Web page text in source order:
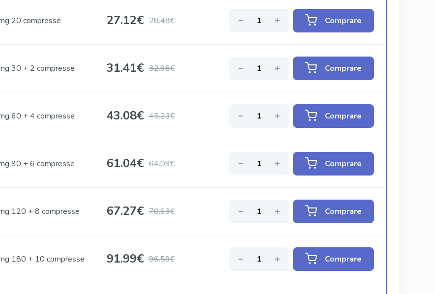
20 compresse 27.12€ 28.48€ Comprare
30 + 2 compresse 31.41€ 32.98€ Comprare
60 + 4 compresse 43.08€ 45.23€ Comprare
90 + 6 compresse 61.04€ 64.09€ Comprare
120 + 8 compresse 67.27€ 70.63€ Comprare
180 + 10 compresse 91.99€ 96.59€ Comprare